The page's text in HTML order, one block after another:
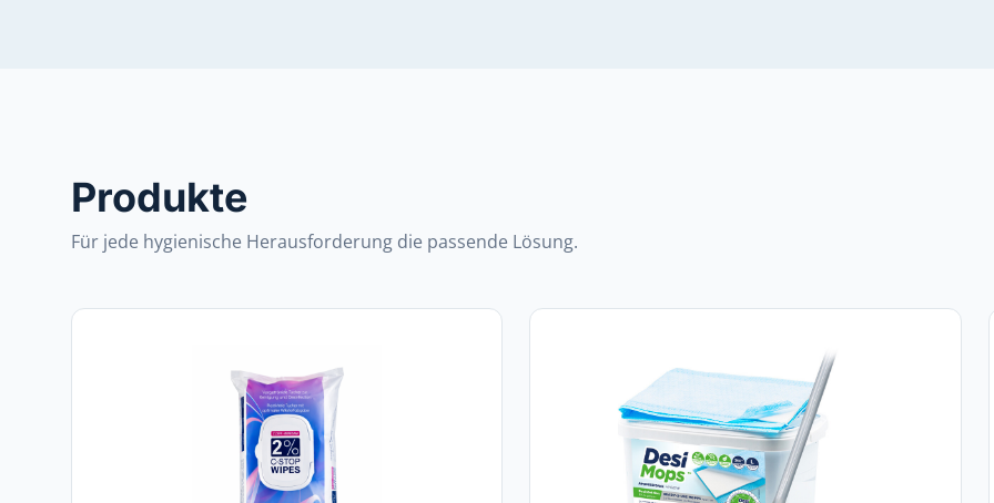
Produkte
Für jede hygienische Herausforderung die passende Lösung.